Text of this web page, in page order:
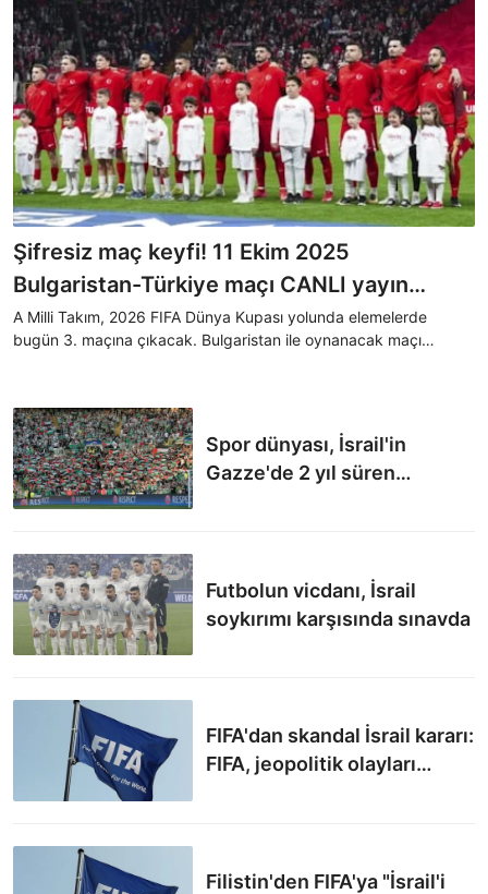
Şifresiz maç keyfi! 11 Ekim 2025
Bulgaristan-Türkiye maçı CANLI yayın
kanalı...
A Milli Takım, 2026 FIFA Dünya Kupası yolunda elemelerde
bugün 3. maçına çıkacak. Bulgaristan ile oynanacak maçı
Spor dünyası, İsrail'in
Gazze'de 2 yıl süren
Futbolun vicdanı, İsrail
soykırımı karşısında sınavda
FIFA'dan skandal İsrail kararı:
FIFA, jeopolitik olayları
Filistin'den FIFA'ya "İsrail'i